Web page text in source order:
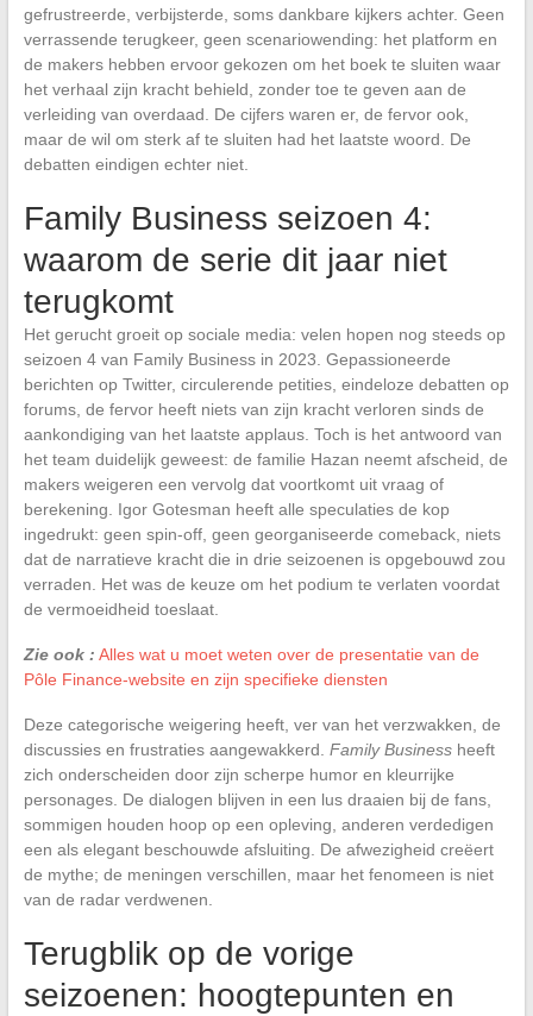
gefrustreerde, verbijsterde, soms dankbare kijkers achter. Geen
verrassende terugkeer, geen scenariowending: het platform en
de makers hebben ervoor gekozen om het boek te sluiten waar
het verhaal zijn kracht behield, zonder toe te geven aan de
verleiding van overdaad. De cijfers waren er, de fervor ook,
maar de wil om sterk af te sluiten had het laatste woord. De
debatten eindigen echter niet.
Family Business seizoen 4:
waarom de serie dit jaar niet
terugkomt
Het gerucht groeit op sociale media: velen hopen nog steeds op
seizoen 4 van Family Business in 2023. Gepassioneerde
berichten op Twitter, circulerende petities, eindeloze debatten op
forums, de fervor heeft niets van zijn kracht verloren sinds de
aankondiging van het laatste applaus. Toch is het antwoord van
het team duidelijk geweest: de familie Hazan neemt afscheid, de
makers weigeren een vervolg dat voortkomt uit vraag of
berekening. Igor Gotesman heeft alle speculaties de kop
ingedrukt: geen spin-off, geen georganiseerde comeback, niets
dat de narratieve kracht die in drie seizoenen is opgebouwd zou
verraden. Het was de keuze om het podium te verlaten voordat
de vermoeidheid toeslaat.
Zie ook : Alles wat u moet weten over de presentatie van de
Pôle Finance-website en zijn specifieke diensten
Deze categorische weigering heeft, ver van het verzwakken, de
discussies en frustraties aangewakkerd. Family Businessheeft
zich onderscheiden door zijn scherpe humor en kleurrijke
personages. De dialogen blijven in een lus draaien bij de fans,
sommigen houden hoop op een opleving, anderen verdedigen
een als elegant beschouwde afsluiting. De afwezigheid creëert
de mythe; de meningen verschillen, maar het fenomeen is niet
van de radar verdwenen.
Terugblik op de vorige
seizoenen: hoogtepunten en